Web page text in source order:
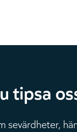
tipsa
sevärdheter,